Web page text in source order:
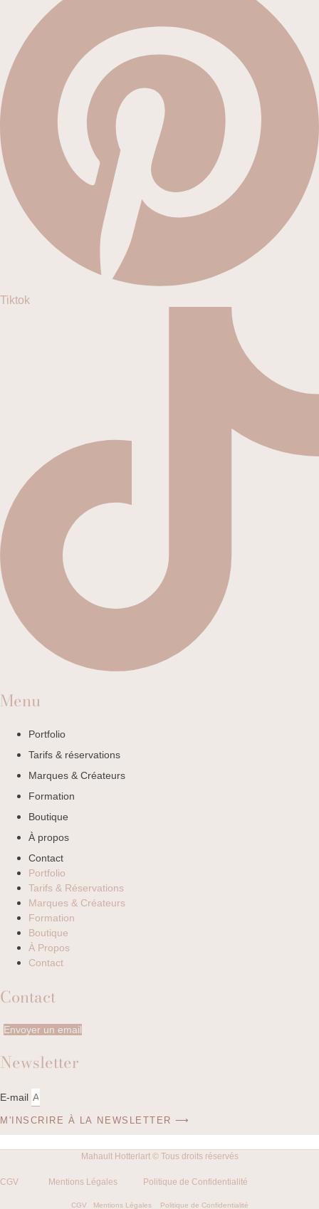
Tiktok
Menu
Portfolio
Tarifs & réservations
Marques & Créateurs
Formation
Boutique
À propos
Contact
Portfolio
Tarifs & Réservations
Marques & Créateurs
Formation
Boutique
À Propos
Contact
Contact
Envoyer un email
Newsletter
E-mail
M'INSCRIRE À LA NEWSLETTER ⟶
Mahault Hotterlart © Tous droits réservés
CGV Mentions Légales Politique de Confidentialité
CGV Mentions Légales Politique de Confidentialité